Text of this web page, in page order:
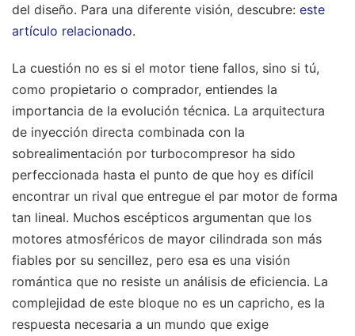
del diseño. Para una diferente visión, descubre: este
artículo relacionado.
La cuestión no es si el motor tiene fallos, sino si tú,
como propietario o comprador, entiendes la
importancia de la evolución técnica. La arquitectura
de inyección directa combinada con la
sobrealimentación por turbocompresor ha sido
perfeccionada hasta el punto de que hoy es difícil
encontrar un rival que entregue el par motor de forma
tan lineal. Muchos escépticos argumentan que los
motores atmosféricos de mayor cilindrada son más
fiables por su sencillez, pero esa es una visión
romántica que no resiste un análisis de eficiencia. La
complejidad de este bloque no es un capricho, es la
respuesta necesaria a un mundo que exige